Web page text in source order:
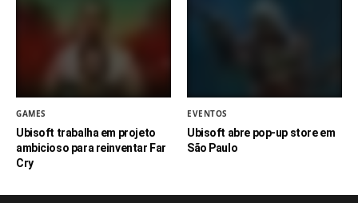
GAMES
Ubisoft trabalha em projeto
ambicioso para reinventar Far
Cry
EVENTOS
Ubisoft abre pop-up store em
São Paulo